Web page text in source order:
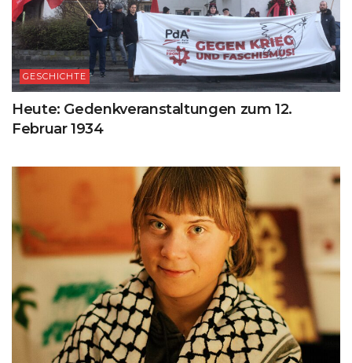
GESCHICHTE
Heute: Gedenkveranstaltungen zum 12.
Februar 1934